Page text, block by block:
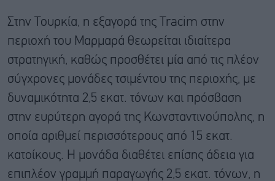
Στην Τουρκία, η εξαγορά της Tracim στην
περιοχή του Μαρμαρά θεωρείται ιδιαίτερα
στρατηγική, καθώς προσθέτει μία από τις πλέον
σύγχρονες μονάδες τσιμέντου της περιοχής, με
δυναμικότητα 2,5 εκατ. τόνων και πρόσβαση
στην ευρύτερη αγορά της Κωνσταντινούπολης, η
οποία αριθμεί περισσότερους από 15 εκατ.
κατοίκους. Η μονάδα διαθέτει επίσης άδεια για
επιπλέον γραμμή παραγωγής 2,5 εκατ. τόνων, η